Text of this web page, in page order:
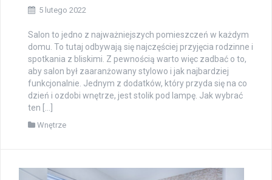
5 lutego 2022
Salon to jedno z najważniejszych pomieszczeń w każdym
domu. To tutaj odbywają się najczęściej przyjęcia rodzinne i
spotkania z bliskimi. Z pewnością warto więc zadbać o to,
aby salon był zaaranżowany stylowo i jak najbardziej
funkcjonalnie. Jednym z dodatków, który przyda się na co
dzień i ozdobi wnętrze, jest stolik pod lampę. Jak wybrać
ten […]
Wnętrze